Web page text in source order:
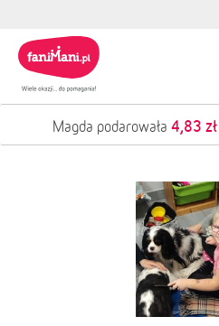
Magda podarowała 4,83 zł